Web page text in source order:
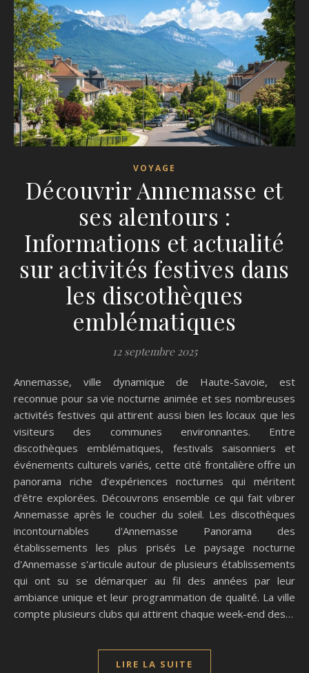
VOYAGE
Découvrir Annemasse et
ses alentours :
Informations et actualité
sur activités festives dans
les discothèques
emblématiques
12 septembre 2025
Annemasse, ville dynamique de Haute-Savoie, est
reconnue pour sa vie nocturne animée et ses nombreuses
activités festives qui attirent aussi bien les locaux que les
visiteurs des communes environnantes. Entre
discothèques emblématiques, festivals saisonniers et
événements culturels variés, cette cité frontalière offre un
panorama riche d'expériences nocturnes qui méritent
d'être explorées. Découvrons ensemble ce qui fait vibrer
Annemasse après le coucher du soleil. Les discothèques
incontournables d'Annemasse Panorama des
établissements les plus prisés Le paysage nocturne
d'Annemasse s'articule autour de plusieurs établissements
qui ont su se démarquer au fil des années par leur
ambiance unique et leur programmation de qualité. La ville
compte plusieurs clubs qui attirent chaque week-end des…
LIRE LA SUITE